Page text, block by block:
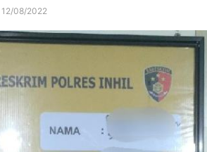
12/08/2022